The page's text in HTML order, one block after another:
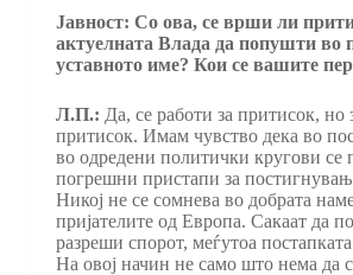
Јавност: Со ова, се врши ли
актуелната Влада да попушти во
уставното име? Кои се вашите
Л.П.: Да, се работи за притисок, но
притисок. Имам чувство дека во
во одредени политички кругови се
погрешни пристапи за
Никој не се сомнева во добрата
пријателите од Европа. Сакаат да
разреши спорот, меѓутоа
На овој начин не само што нема да